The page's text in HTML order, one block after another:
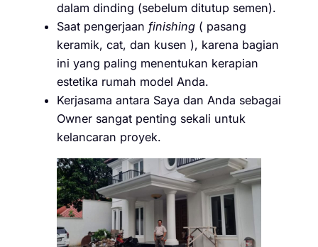
dalam dinding (sebelum ditutup semen).
Saat pengerjaan finishing ( pasang
keramik, cat, dan kusen ), karena bagian
ini yang paling menentukan kerapian
estetika rumah model Anda.
Kerjasama antara Saya dan Anda sebagai
Owner sangat penting sekali untuk
kelancaran proyek.